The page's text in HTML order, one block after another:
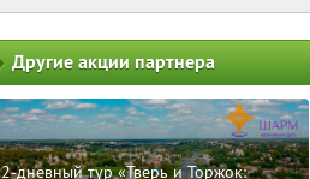
Другие акции партнера
2-дневный тур «Тверь и Торжок: